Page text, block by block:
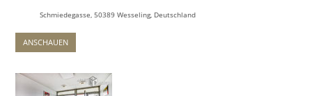
Schmiedegasse, 50389 Wesseling, Deutschland
ANSCHAUEN